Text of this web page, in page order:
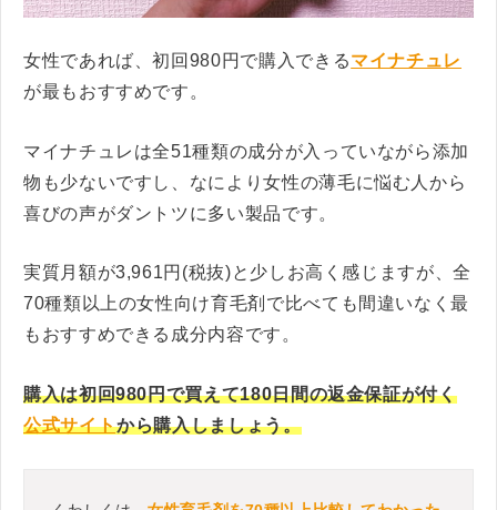
女性であれば、初回980円で購入できるマイナチュレ
が最もおすすめです。
マイナチュレは全51種類の成分が入っていながら添加
物も少ないですし、なにより女性の薄毛に悩む人から
喜びの声がダントツに多い製品です。
実質月額が3,961円(税抜)と少しお高く感じますが、全
70種類以上の女性向け育毛剤で比べても間違いなく最
もおすすめできる成分内容です。
購入は初回980円で買えて180日間の返金保証が付く
公式サイトから購入しましょう。